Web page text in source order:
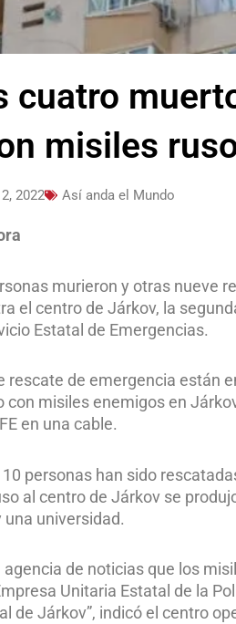
cuatro
misiles
2022 Así anda el Mundo
murieron y otras nueve
el centro de Járkov, la
Estatal de Emergencias.
rescate de emergencia están
misiles enemigos en
en una cable.
personas han sido
al centro de Járkov se
universidad.
de noticias que los
Unitaria Estatal de la
de Járkov”, indicó el centro